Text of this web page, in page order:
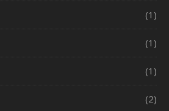
(1)
(1)
(1)
(2)